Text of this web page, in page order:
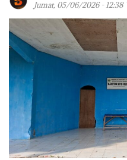
Jumat, 05/06/2026 - 12:38